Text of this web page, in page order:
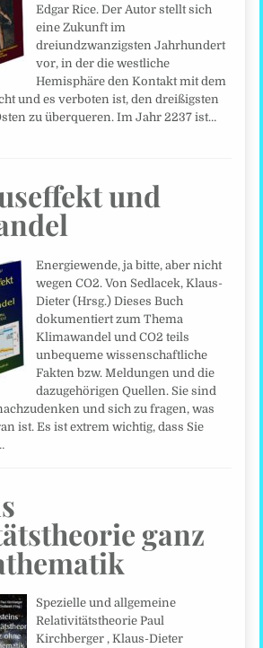
Edgar Rice. Der Autor stellt sich
eine Zukunft im
dreiundzwanzigsten Jahrhundert
vor, in der die westliche
Hemisphäre den Kontakt mit dem
und es verboten ist, den dreißigsten
zu überqueren. Im Jahr 2237 ist…
und
Energiewende, ja bitte, aber nicht
wegen CO2. Von Sedlacek, Klaus-
Dieter (Hrsg.) Dieses Buch
dokumentiert zum Thema
Klimawandel und CO2 teils
unbequeme wissenschaftliche
Fakten bzw. Meldungen und die
dazugehörigen Quellen. Sie sind
und sich zu fragen, was
ist. Es ist extrem wichtig, dass Sie
ganz
Spezielle und allgemeine
Relativitätstheorie Paul
Kirchberger , Klaus-Dieter